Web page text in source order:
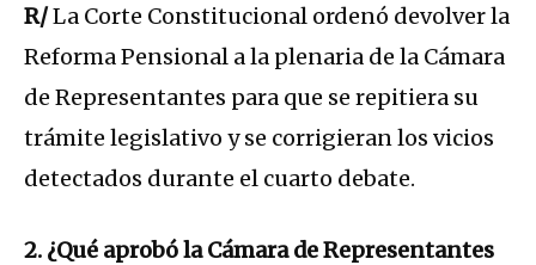
R/La Corte Constitucional ordenó devolver la
Reforma Pensional a la plenaria de la Cámara
de Representantes para que se repitiera su
trámite legislativo y se corrigieran los vicios
detectados durante el cuarto debate.
2. ¿Qué aprobó la Cámara de Representantes